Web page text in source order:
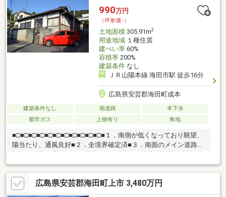
せください。
990万円
（坪単価:-）
土地面積305.91m2
用途地域１種住居
建ぺい率60%
容積率200%
建築条件なし
ＪＲ山陽本線 海田市駅 徒歩16分
広島県安芸郡海田町成本
建築条件なし 南道路
本下水
都市ガス
上物有り 角地
■□■□■□■□■□■□■□■□■□■□■□■１．南側が低くなっており眺望、
陽当たり、通風良好■２．全境界確定済■３．南面のメイン道路に
あり、建物管理も容易■４．古家2棟有（現況渡し）■５．ネック
は、当該不動産までの、のぼり坂の道路の狭さ（幅員約2.2ｍ）
■ ※前面道路は約4m※■６．都市ガス利用可能（現在引き込み管
無）■７．固定資産税は約５万6千円（現況の建物分含）■８．売
広島県安芸郡海田町上市 3,480万円